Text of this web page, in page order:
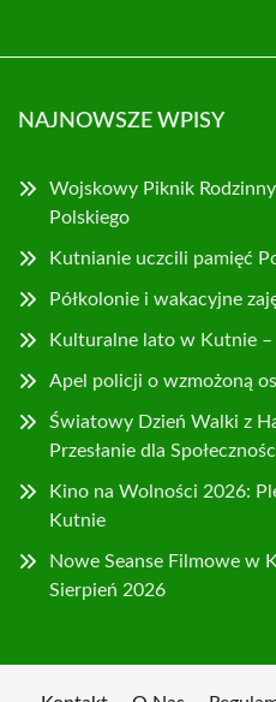
NAJNOWSZE WPISY
Wojskowy Piknik
Polskiego
Kutnianie uczcili pamięć
Półkolonie i wakacyjne
Kulturalne lato w Kutnie
Apel policji o wzmożoną
Światowy Dzień Walki z
Przesłanie dla
Kino na Wolności 2026:
Kutnie
Nowe Seanse Filmowe w
Sierpień 2026